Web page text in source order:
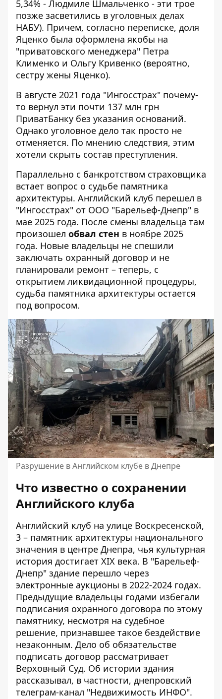
5,34% - Людмиле Шмальченко - эти трое
позже засветились в уголовных делах
НАБУ). Причем, согласно переписке, доля
Яценко была оформлена якобы на
"приватовского менеджера" Петра
Клименко и Ольгу Кривенко (вероятно,
сестру жены Яценко).
В августе 2021 года "Ингосстрах" почему-
то вернул эти почти 137 млн ​​грн
ПриватБанку без указания оснований.
Однако уголовное дело так просто не
отменяется. По мнению следствия, этим
хотели скрыть состав преступления.
Параллельно с банкротством страховщика
встает вопрос о судьбе памятника
архитектуры. Английский клуб перешел в
"Ингосстрах" от ООО "Барельеф-Днепр" в
мае 2025 года. После смены владельца там
произошел обвал стен в ноябре 2025
года. Новые владельцы не спешили
заключать охранный договор и не
планировали ремонт – теперь, с
открытием ликвидационной процедуры,
судьба памятника архитектуры остается
под вопросом.
Разрушение в Английском клубе в Днепре
Что известно о сохранении
Английского клуба
Английский клуб на улице Воскресенской,
3 – памятник архитектуры национального
значения в центре Днепра, чья культурная
история достигает XIX века. В "Барельеф-
Днепр" здание перешло через
электронные аукционы в 2022-2024 годах.
Предыдущие владельцы годами избегали
подписания охранного договора по этому
памятнику, несмотря на судебное
решение, признавшее такое бездействие
незаконным. Дело об обязательстве
подписать договор рассматривает
Верховный Суд. Об истории здания
рассказывал, в частности, днепровский
телеграм-канал "Недвижимость ИНФО".